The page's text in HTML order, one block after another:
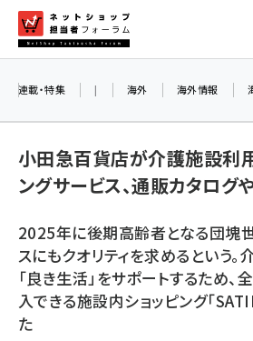
ン
ネットショップ担
yahoo (1907)
楽天 (1874)
ecbeing (1211)
連載・特集 | 海外 海外情報
小田急百貨店が介護施設利
ングサービス、通販カタログ
2025年に後期高齢者となる団塊
スにもクオリティを求めるという
「良き生活」をサポートするため
入できる施設内ショッピング「
た